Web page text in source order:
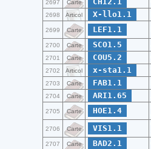
2697 Carte
2698 Articol X-llo1.1
2699 Carte LEF1.1
2700 Carte SCO1.5
2701 Carte COU5.2
2702 Articol x-sta1.1
2703 Carte FAB1.1
2704 Carte ARI1.65
2705 Carte HOE1.4
2706 Carte VIS1.1
2707 Carte BAD2.1